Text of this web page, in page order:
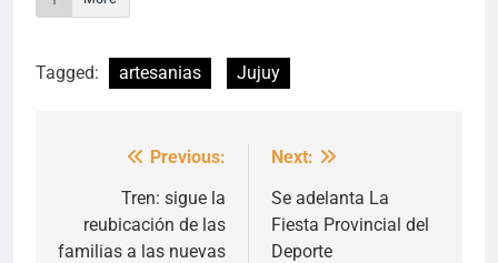
Tagged: artesanias Jujuy
Navegación
entradas
Previous:
Tren: sigue la
reubicación de las
familias a las nuevas
Next:
Se adelanta La
Fiesta Provincial del
Deporte